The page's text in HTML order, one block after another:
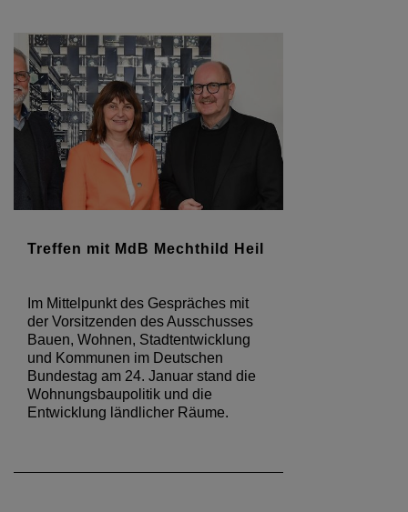
Treffen mit MdB Mechthild Heil
Im Mittelpunkt des Gespräches mit
der Vorsitzenden des Ausschusses
Bauen, Wohnen, Stadtentwicklung
und Kommunen im Deutschen
Bundestag am 24. Januar stand die
Wohnungsbaupolitik und die
Entwicklung ländlicher Räume.